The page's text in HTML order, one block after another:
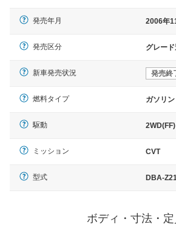
発売年月 2006年
発売区分 グレー
新車発売状況 発売終
燃料タイプ ガソリン
駆動 2WD(FF)
ミッション CVT
型式 DBA-
ボディ・寸法・定